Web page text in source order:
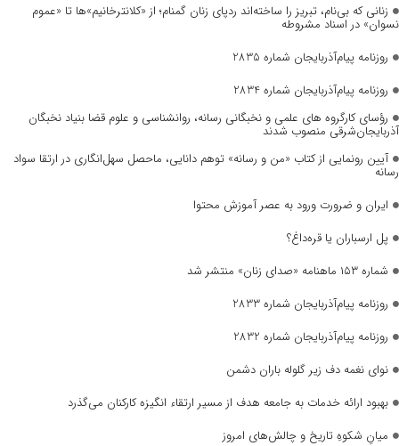
زنانی که بی‌نام، تبریز را ساخته‌اند ردپای زنان گمنام؛ از «کلانترخانیم»ها تا «عموم
نسوان» در اسناد مشروطه
روزنامه پیام‌آذربایجان شماره 2835
روزنامه پیام‌آذربایجان شماره 2834
رؤسای کارگروه های علمی و نخبگانی رسانه، روانشناسی و علوم قضا بنیاد نخبگان
آذربایجان‌شرقی منصوب شدند
آیین رونمایی از کتاب «من و رسانه» توهم دانایی، ماحصل سهل‌انگاری در ارتقا سواد
رسانه
ایران و ضرورت ورود به عصر آموزش محتوا
پل ارسباران یا قره‌داغ؟
شماره ۱۵۳ ماهنامه «صدای زنان» منتشر شد
روزنامه پیام‌آذربایجان شماره 2833
روزنامه پیام‌آذربایجان شماره 2832
نوای نغمه دف زیر گلوله باران دشمن
بهبود ارائه خدمات به جامعه هدف از مسیر ارتقاء انگیزه کارکنان می‌گذرد
میانِ شکوهِ تاریخ و چالش‌های امروز